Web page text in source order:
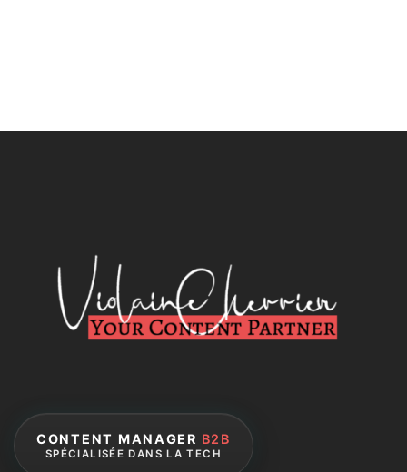
CONTENT MANAGER B2B
SPÉCIALISÉE DANS LA TECH